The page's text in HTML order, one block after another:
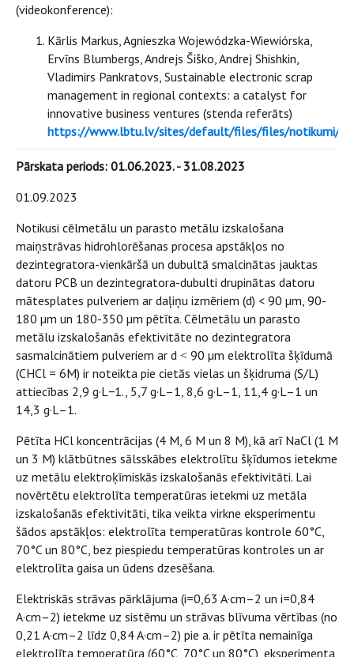
(videokonference):
Kārlis Markus, Agnieszka Wojewódzka-Wiewiórska,
Ervīns Blumbergs, Andrejs Šiško, Andrej Shishkin,
Vladimirs Pankratovs, Sustainable electronic scrap
management in regional contexts: a catalyst for
innovative business ventures (stenda referāts)
https://www.lbtu.lv/sites/default/files/files/notikumi/
Pārskata periods: 01.06.2023. - 31.08.2023
01.09.2023
Notikusi cēlmetālu un parasto metālu izskalošana
maiņstrāvas hidrohlorēšanas procesa apstākļos no
dezintegratora-vienkāršā un dubultā smalcinātas jauktas
datoru PCB un dezintegratora-dubulti drupinātas datoru
mātesplates pulveriem ar daļiņu izmēriem (d) < 90 µm, 90-
180 µm un 180-350 µm pētīta. Cēlmetālu un parasto
metālu izskalošanās efektivitāte no dezintegratora
sasmalcinātiem pulveriem ar d ˂ 90 µm elektrolīta šķīdumā
(CHCl = 6M) ir noteikta pie cietās vielas un šķidruma (S/L)
attiecības 2,9 g·L−1., 5,7 g·L–1, 8,6 g·L–1, 11,4 g·L–1 un
14,3 g·L–1.
Pētīta HCl koncentrācijas (4 M, 6 M un 8 M), kā arī NaCl (1 M
un 3 M) klātbūtnes sālsskābes elektrolītu šķīdumos ietekme
uz metālu elektroķīmiskās izskalošanās efektivitāti. Lai
novērtētu elektrolīta temperatūras ietekmi uz metāla
izskalošanās efektivitāti, tika veikta virkne eksperimentu
šādos apstākļos: elektrolīta temperatūras kontrole 60°C,
70°C un 80°C, bez piespiedu temperatūras kontroles un ar
elektrolīta gaisa un ūdens dzesēšana.
Elektriskās strāvas pārklājuma (i=0,63 A·cm–2 un i=0,84
A·cm–2) ietekme uz sistēmu un strāvas blīvuma vērtības (no
0,21 A·cm–2 līdz 0,84 A·cm–2) pie a. ir pētīta nemainīga
elektrolīta temperatūra (60°C, 70°C un 80°C), eksperimenta